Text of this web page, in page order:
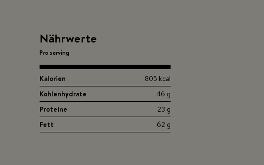
Nährwerte
Pro serving
Kalorien
805 kcal
Kohlenhydrate
46 g
Proteine
23 g
Fett
62 g